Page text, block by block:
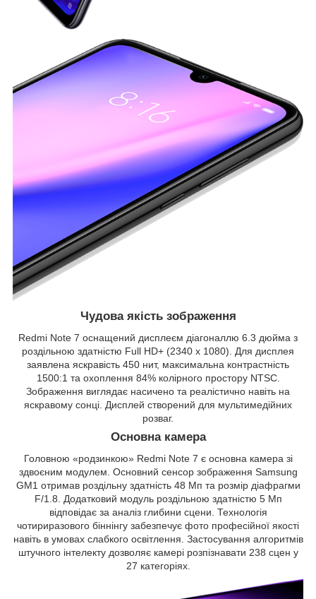
Чудова якість зображення
Redmi Note 7 оснащений дисплеєм діагоналлю 6.3 дюйма з
роздільною здатністю Full HD+ (2340 х 1080). Для дисплея
заявлена ​​яскравість 450 нит, максимальна контрастність
1500:1 та охоплення 84% колірного простору NTSC.
Зображення виглядає насичено та реалістично навіть на
яскравому сонці. Дисплей створений для мультимедійних
розваг.
Основна камера
Головною «родзинкою» Redmi Note 7 є основна камера зі
здвоєним модулем. Основний сенсор зображення Samsung
GM1 отримав роздільну здатність 48 Мп та розмір діафрагми
F/1.8. Додатковий модуль роздільною здатністю 5 Мп
відповідає за аналіз глибини сцени. Технологія
чотириразового біннінгу забезпечує фото професійної якості
навіть в умовах слабкого освітлення. Застосування алгоритмів
штучного інтелекту дозволяє камері розпізнавати 238 сцен у
27 категоріях.